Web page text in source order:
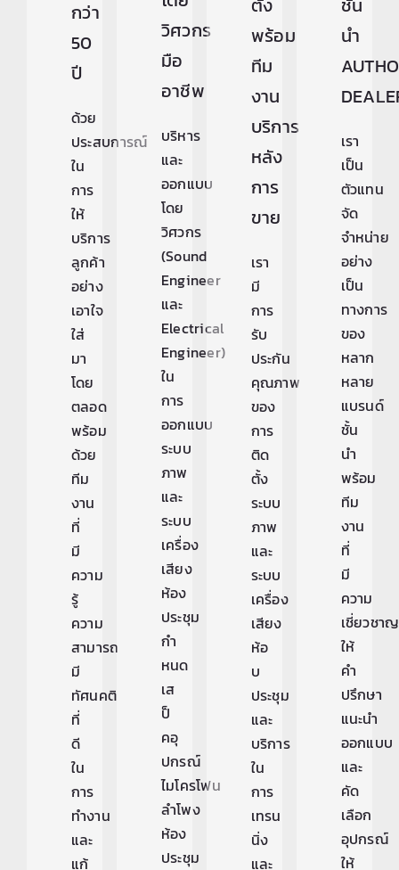
กว่า
50
ปี
ด้วย
ประสบการณ์
ใน
การ
ให้
บริการ
ลูกค้า
อย่าง
เอาใจ
ใส่
มา
โดย
ตลอด
พร้อม
ด้วย
ทีม
งาน
ที่
มี
ความ
รู้
ความ
สามารถ
มี
ทัศนคติ
ที่
ดี
ใน
การ
ทำงาน
และ
แก้
วิศวกร
มือ
อาชีพ
บริหาร
และ
ออกแบบ
โดย
วิศวกร
(Sound
Engineer
และ
Electrical
Engineer)
ใน
การ
ออกแบบ
ระบบ
ภาพ
และ
ระบบ
เครื่อง
เสียง
ห้อง
ประชุม
กำ
หนด
เส
ป็
คอุ
ปกรณ์
ไมโครโฟน
ลำโพง
ห้อง
ประชุม
ตั้ง
พร้อม
ทีม
งาน
บริการ
หลัง
การ
ขาย
เรา
มี
การ
รับ
ประกัน
คุณภาพ
ของ
การ
ติด
ตั้ง
ระบบ
ภาพ
และ
ระบบ
เครื่อง
เสียง
ห้อ
บ
ประชุม
และ
บริการ
ใน
การ
เทรน
นิ่ง
และ
ชั้น
นำ
เรา
เป็น
ตัวแทน
จัด
จำหน่าย
อย่าง
เป็น
ทางการ
ของ
หลาก
หลาย
แบรนด์
ชั้น
นำ
พร้อม
ทีม
งาน
ที่
มี
ความ
เชี่ยวชาญ
ให้
คำ
ปรึกษา
แนะนำ
ออกแบบ
และ
คัด
เลือก
อุปกรณ์
ให้